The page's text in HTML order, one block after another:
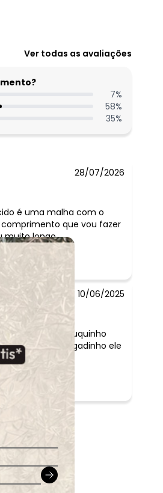
Ver todas as avaliações
7%
58%
35%
28/07/2026
é uma malha com o
que vou fazer
muito longo.
10/06/2025
Ficou um pouquinho
mais folgadinho ele